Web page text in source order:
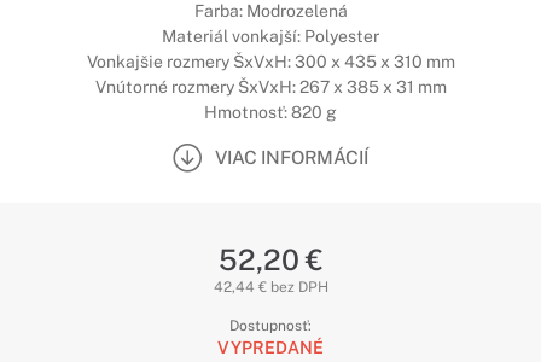
Farba: Modrozelená
Materiál vonkajší: Polyester
Vonkajšie rozmery ŠxVxH: 300 x 435 x 310 mm
Vnútorné rozmery ŠxVxH: 267 x 385 x 31 mm
Hmotnosť: 820 g
VIAC INFORMÁCIÍ
52,20 €
42,44 € bez DPH
Dostupnosť:
VYPREDANÉ